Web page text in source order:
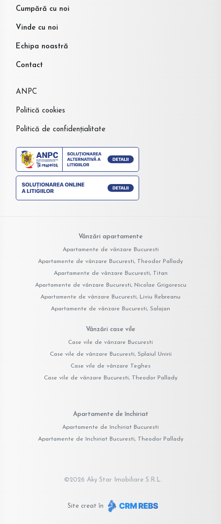
Cumpără cu noi
Vinde cu noi
Echipa noastră
Contact
ANPC
Politică cookies
Politică de confidențialitate
Vânzări apartamente
Apartamente de vânzare Bucuresti
Apartamente de vânzare Bucuresti, Theodor Pallady
Apartamente de vânzare Bucuresti, Titan
Apartamente de vânzare Bucuresti, Nicolae Grigorescu
Apartamente de vânzare Bucuresti, Liviu Rebreanu
Apartamente de vânzare Bucuresti, Salajan
Vânzări case vile
Case vile de vânzare Bucuresti
Case vile de vânzare Bucuresti, Splaiul Unirii
Case vile de vânzare Teghes
Case vile de vânzare Bucuresti, Theodor Pallady
Apartamente de închiriat
Apartamente de închiriat Bucuresti
Apartamente de închiriat Bucuresti, Theodor Pallady
©2026 Aky Star Imobiliare S.R.L.
Site creat în